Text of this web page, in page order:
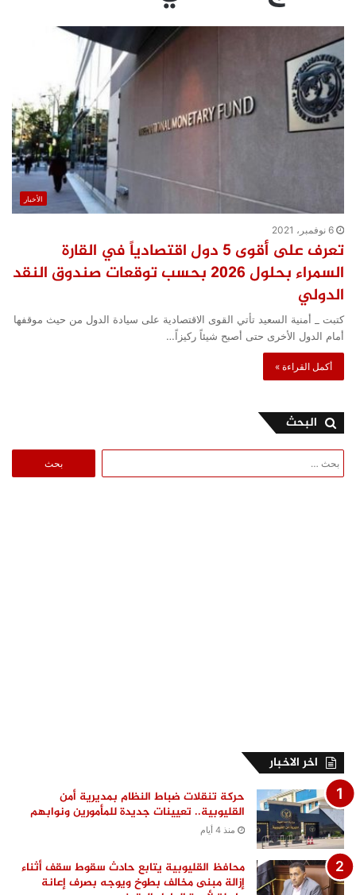
الأخبار
6 نوفمبر، 2021
تعرف على أقوى 5 دول اقتصادياً في القارة
السمراء بحلول 2026 بحسب توقعات صندوق النقد
الدولي
كتبت _ أمنية السعيد تأتي القوى الاقتصادية على سيادة الدول من حيث موقفها
أمام الدول الأخرى حتى أصبح شيئاً ركيزاً…
أكمل القراءة »
البحث
عن:
اخر الاخبار
حركة تنقلات ضباط النظام بمديرية أمن
القليوبية.. تعيينات جديدة للمأمورين ونوابهم
منذ 4 أيام
محافظ القليوبية يتابع حادث سقوط سقف أثناء
إزالة مبنى مخالف بطوخ ويوجه بصرف إعانة